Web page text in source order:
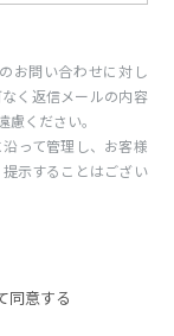
お問い合わせに対し
く返信メールの内容
ください。
って管理し、お客様
示することはござい
同意する